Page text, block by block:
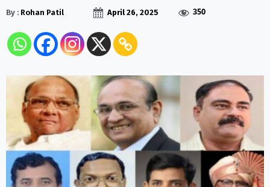
By : Rohan Patil April 26, 2025 350